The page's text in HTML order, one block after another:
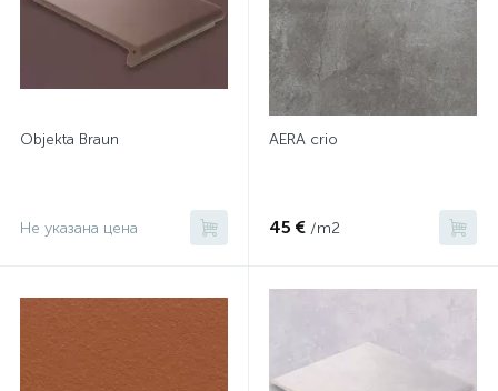
Objekta Braun
Не указана цена
AERA crio
45 € /m2